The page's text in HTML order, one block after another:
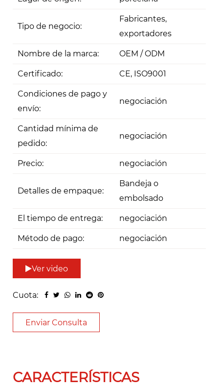
Tipo de negocio:
Fabricantes,
exportadores
Nombre de la marca: OEM / ODM
Certificado: CE, ISO9001
Condiciones de pago y
envío:
negociación
Cantidad mínima de
pedido:
negociación
Precio: negociación
Detalles de empaque:
Bandeja o
embolsado
El tiempo de entrega: negociación
Método de pago: negociación
Ver video
Cuota:
Enviar Consulta
CARACTERÍSTICAS